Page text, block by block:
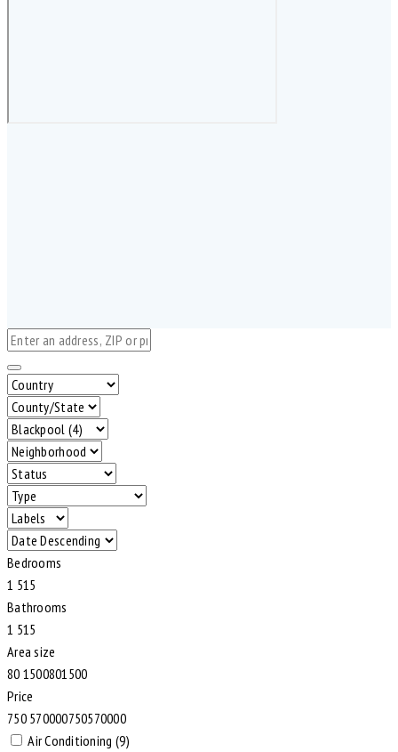
Bedrooms
1 51 5
Bathrooms
1 51 5
Area size
80 1500801500
Price
750 570000750570000
Air Conditioning (9)